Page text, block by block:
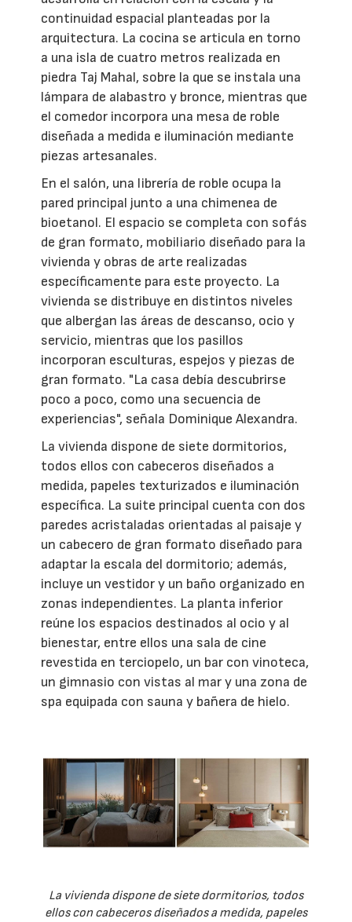
continuidad espacial planteadas por la
arquitectura. La cocina se articula en torno
a una isla de cuatro metros realizada en
piedra Taj Mahal, sobre la que se instala una
lámpara de alabastro y bronce, mientras que
el comedor incorpora una mesa de roble
diseñada a medida e iluminación mediante
piezas artesanales.
En el salón, una librería de roble ocupa la
pared principal junto a una chimenea de
bioetanol. El espacio se completa con sofás
de gran formato, mobiliario diseñado para la
vivienda y obras de arte realizadas
específicamente para este proyecto. La
vivienda se distribuye en distintos niveles
que albergan las áreas de descanso, ocio y
servicio, mientras que los pasillos
incorporan esculturas, espejos y piezas de
gran formato. "La casa debía descubrirse
poco a poco, como una secuencia de
experiencias", señala Dominique Alexandra.
La vivienda dispone de siete dormitorios,
todos ellos con cabeceros diseñados a
medida, papeles texturizados e iluminación
específica. La suite principal cuenta con dos
paredes acristaladas orientadas al paisaje y
un cabecero de gran formato diseñado para
adaptar la escala del dormitorio; además,
incluye un vestidor y un baño organizado en
zonas independientes. La planta inferior
reúne los espacios destinados al ocio y al
bienestar, entre ellos una sala de cine
revestida en terciopelo, un bar con vinoteca,
un gimnasio con vistas al mar y una zona de
spa equipada con sauna y bañera de hielo.
La vivienda dispone de siete dormitorios, todos
ellos con cabeceros diseñados a medida, papeles